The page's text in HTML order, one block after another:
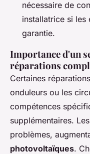
nécessaire de
installatrice si les
garantie.
Importance d'un
réparations
Certaines
onduleurs ou les
compétences
supplémentaires.
problèmes,
photovoltaïques.